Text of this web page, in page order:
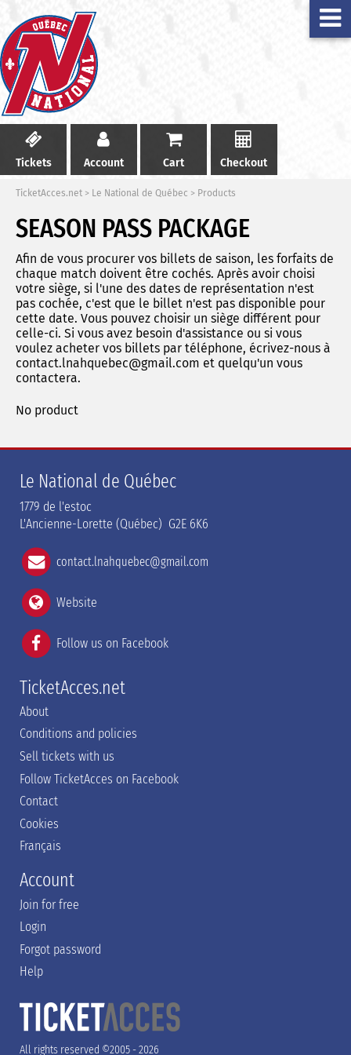
Tickets Account Cart Checkout
TicketAcces.net > Le National de Québec > Products
SEASON PASS PACKAGE
Afin de vous procurer vos billets de saison, les forfaits de
chaque match doivent être cochés. Après avoir choisi
votre siège, si l'une des dates de représentation n'est
pas cochée, c'est que le billet n'est pas disponible pour
cette date. Vous pouvez choisir un siège différent pour
celle-ci. Si vous avez besoin d'assistance ou si vous
voulez acheter vos billets par téléphone, écrivez-nous à
contact.lnahquebec@gmail.com et quelqu'un vous
contactera.
No product
Le National de Québec
1779 de l'estoc
L'Ancienne-Lorette (Québec) G2E 6K6
contact.lnahquebec@gmail.com
Website
Follow us on Facebook
TicketAcces.net
About
Conditions and policies
Sell tickets with us
Follow TicketAcces on Facebook
Contact
Cookies
Français
Account
Join for free
Login
Forgot password
Help
All rights reserved ©2005 - 2026